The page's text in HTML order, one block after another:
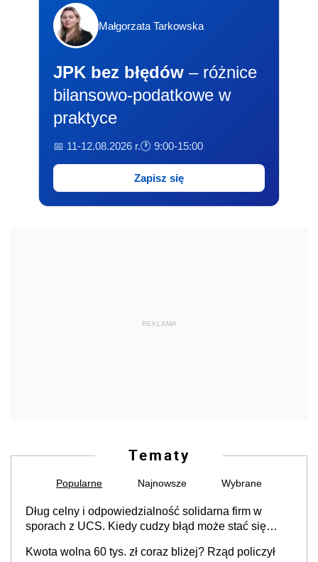
Małgorzata Tarkowska
JPK bez błędów – różnice
bilansowo-podatkowe w
praktyce
📅 11-12.08.2026 r.🕐 9:00-15:00
Zapisz się
REKLAMA
Tematy
Popularne Najnowsze Wybrane
Dług celny i odpowiedzialność solidarna firm w
sporach z UCS. Kiedy cudzy błąd może stać się
Kwota wolna 60 tys. zł coraz bliżej? Rząd policzył